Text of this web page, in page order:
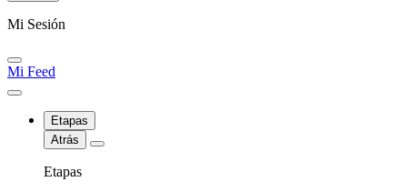
Mi Sesión
Mi Feed
Etapas
Atrás
Etapas